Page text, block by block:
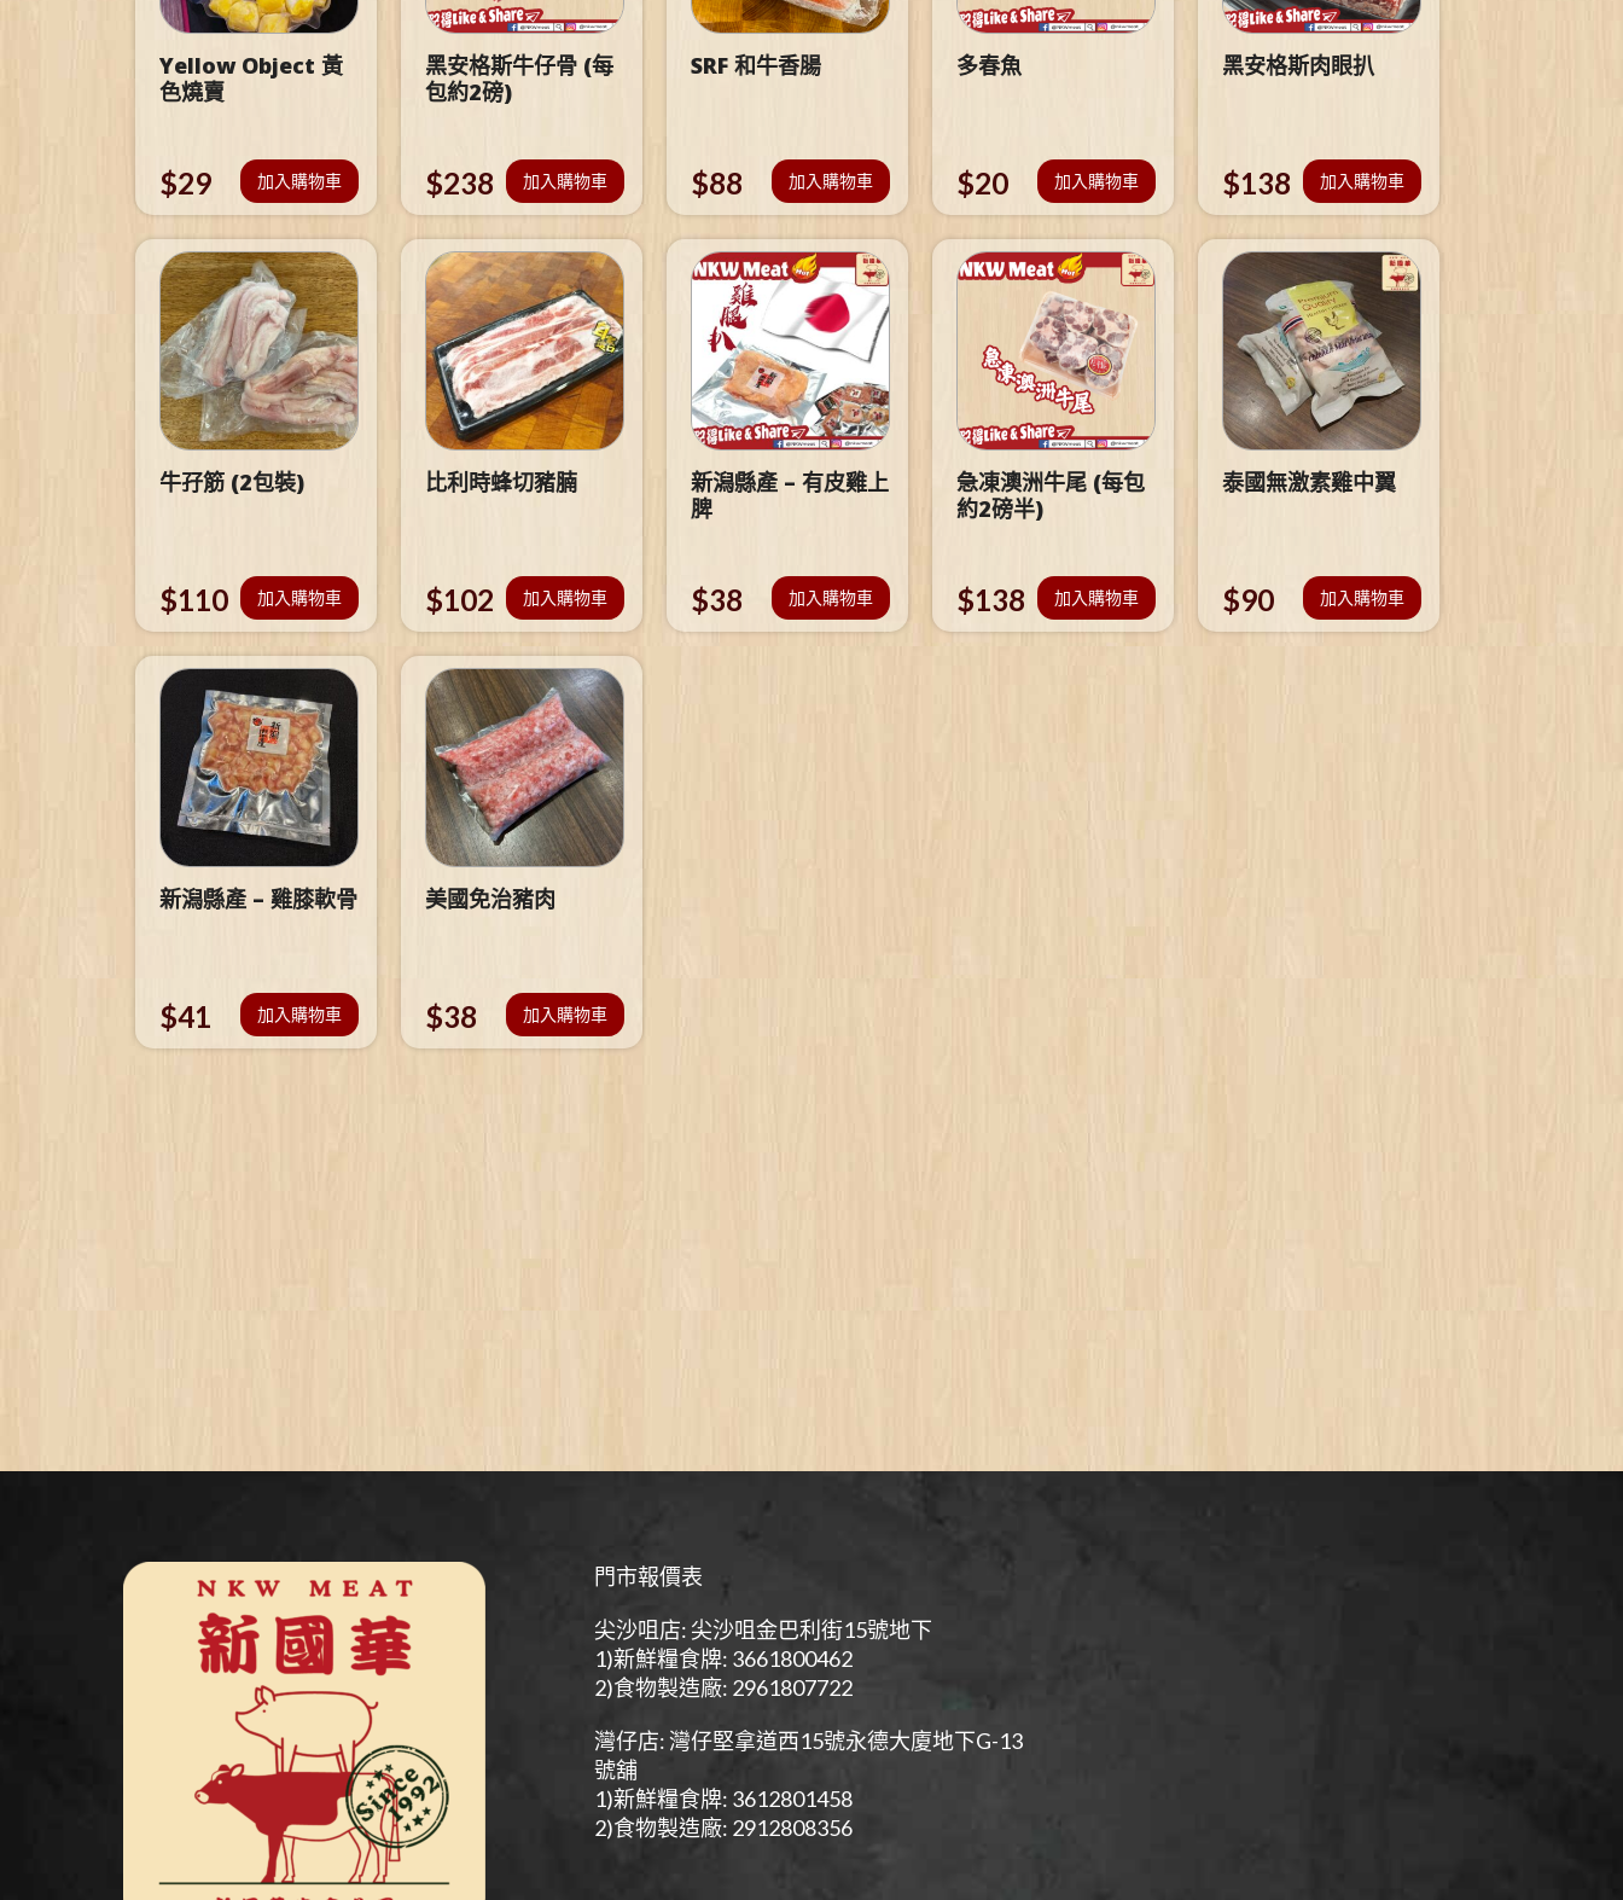
Yellow Object 黃
色燒賣
$29 加入購物車
黑安格斯牛仔骨 (每
包約2磅)
$238 加入購物車
SRF 和牛香腸
$88 加入購物車
多春魚
$20 加入購物車
黑安格斯肉眼扒
$138 加入購物車
牛孖筋 (2包裝)
$110 加入購物車
比利時蜂切豬腩
$102 加入購物車
新潟縣產 – 有皮雞上
脾
$38 加入購物車
急凍澳洲牛尾 (每包
約2磅半)
$138 加入購物車
泰國無激素雞中翼
$90 加入購物車
新潟縣產 – 雞膝軟骨
$41 加入購物車
美國免治豬肉
$38 加入購物車
門市報價表
尖沙咀店: 尖沙咀金巴利街15號地下
1)新鮮糧食牌: 3661800462
2)食物製造廠: 2961807722
灣仔店: 灣仔堅拿道西15號永德大廈地下G-13
號舖
1)新鮮糧食牌: 3612801458
2)食物製造廠: 2912808356